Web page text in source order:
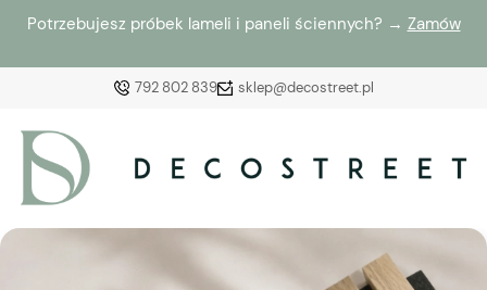
Potrzebujesz próbek lameli i paneli ściennych? → Zamów
792 802 839 sklep@decostreet.pl
Załóż konto